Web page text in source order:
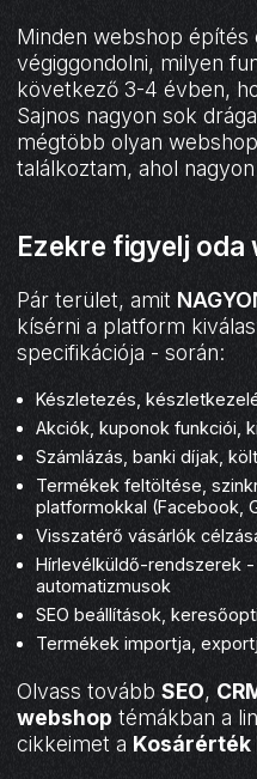
Minden webshop építés
végiggondolni, milyen
következő 3-4 évben,
Sajnos nagyon sok
mégtöbb olyan
találkoztam, ahol
Ezekre figyelj
Pár terület, amit
kísérni a platform
specifikációja - során:
Készletezés,
Akciók, kuponok funkciói,
Számlázás, banki díjak,
Termékek feltöltése,
platformokkal (Facebook,
Visszatérő vásárlók
Hírlevélküldő-rendszerek
automatizmusok
SEO beállítások,
Termékek importja,
Olvass továbbSEO,
webshop témákban a
cikkeimet a Kosárérték